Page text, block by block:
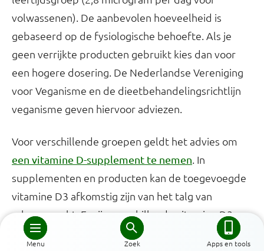
Menu Zoek Apps en tools
volwassenen). De aanbevolen hoeveelheid is
gebaseerd op de fysiologische behoefte. Als je
geen verrijkte producten gebruikt kies dan voor
een hogere dosering. De Nederlandse Vereniging
voor Veganisme en de dieetbehandelingsrichtlijn
veganisme geven hiervoor adviezen.
Voor verschillende groepen geldt het advies om
een vitamine D-supplement te nemen. In
supplementen en producten kan de toegevoegde
vitamine D3 afkomstig zijn van het talg van
schapenvacht. Er zijn verschillende vitamine D3-
supplementen verkrijgbaar op basis van korstmos.